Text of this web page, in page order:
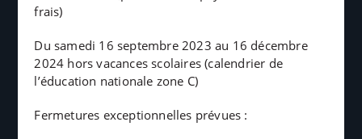
frais)
Du samedi 16 septembre 2023 au 16 décembre
2024 hors vacances scolaires (calendrier de
l’éducation nationale zone C)
Fermetures exceptionnelles prévues :